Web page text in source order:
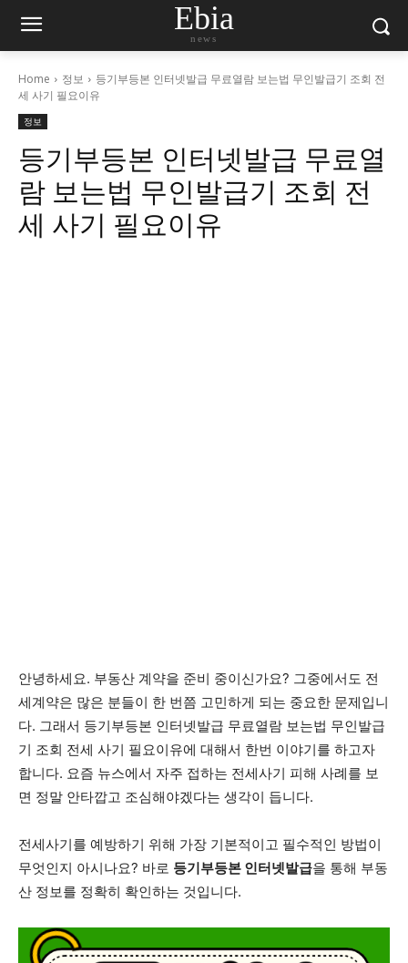
Ebia
news
Home 정보
등기부등본 인터넷발급 무료열람 보는법 무인발급기 조회 전
세 사기 필요이유
정보
등기부등본 인터넷발급 무료열
람 보는법 무인발급기 조회 전
세 사기 필요이유
안녕하세요. 부동산 계약을 준비 중이신가요? 그중에서도 전
세계약은 많은 분들이 한 번쯤 고민하게 되는 중요한 문제입니
다. 그래서 등기부등본 인터넷발급 무료열람 보는법 무인발급
기 조회 전세 사기 필요이유에 대해서 한번 이야기를 하고자
합니다. 요즘 뉴스에서 자주 접하는 전세사기 피해 사례를 보
면 정말 안타깝고 조심해야겠다는 생각이 듭니다.
전세사기를 예방하기 위해 가장 기본적이고 필수적인 방법이
무엇인지 아시나요? 바로 등기부등본 인터넷발급을 통해 부동
산 정보를 정확히 확인하는 것입니다.